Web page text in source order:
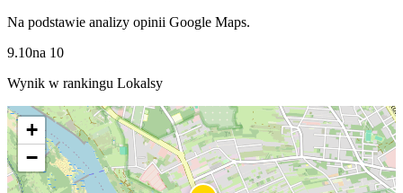
Na podstawie analizy opinii Google Maps.
9.10na 10
Wynik w rankingu Lokalsy
+
−